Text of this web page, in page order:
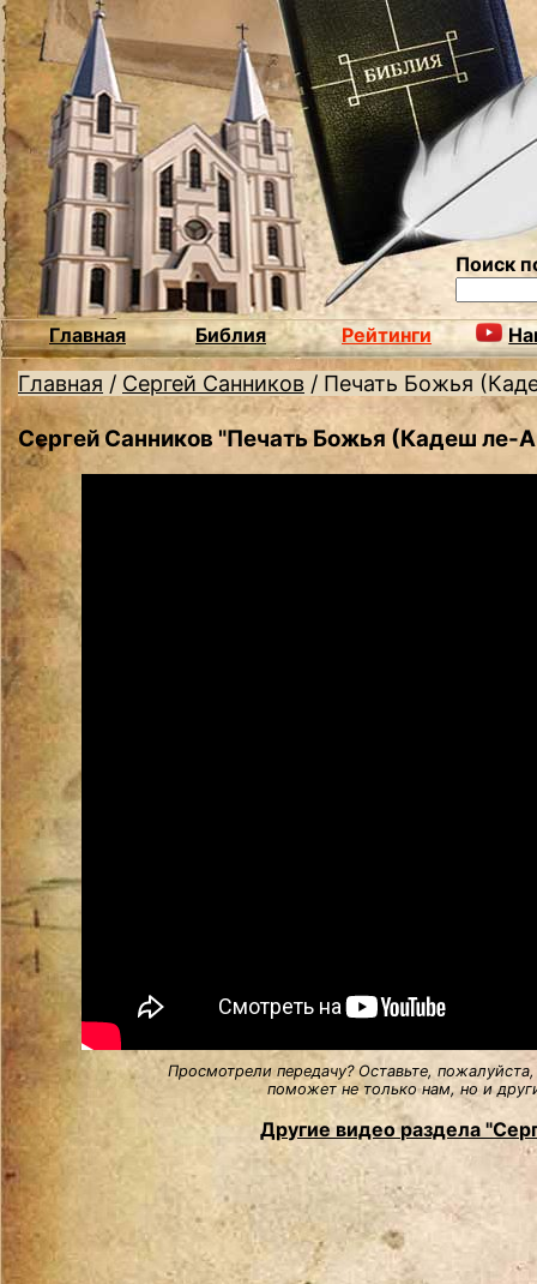
Поиск
Главная Библия Рейтинги
Главная / Сергей Санников / Печать Божья
Сергей Санников "Печать Божья (Кадеш ле-
Просмотрели передачу? Оставьте,
поможет не только нам, но и
Другие видео раздела